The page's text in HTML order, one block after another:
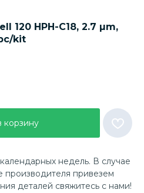
120 HPH-C18, 2.7 µm,
kit
корзину
недель. В случае
производителя привезем
деталей свяжитесь с нами!